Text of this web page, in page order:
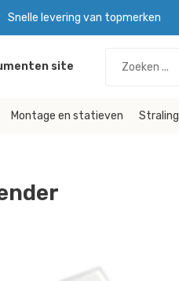
Snelle levering van topmerken
site
Montage en statieven